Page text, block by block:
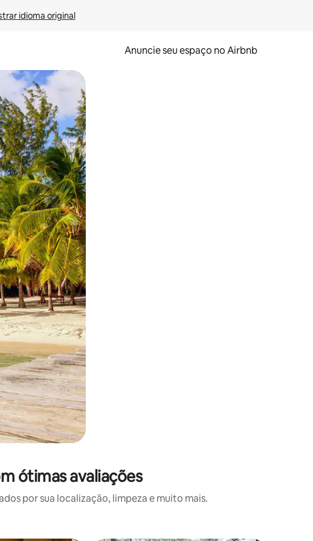
idioma original
Anuncie seu espaço no Airbnb
e deslizando o dedo na tela.
ótimas avaliações
por sua localização, limpeza e muito mais.